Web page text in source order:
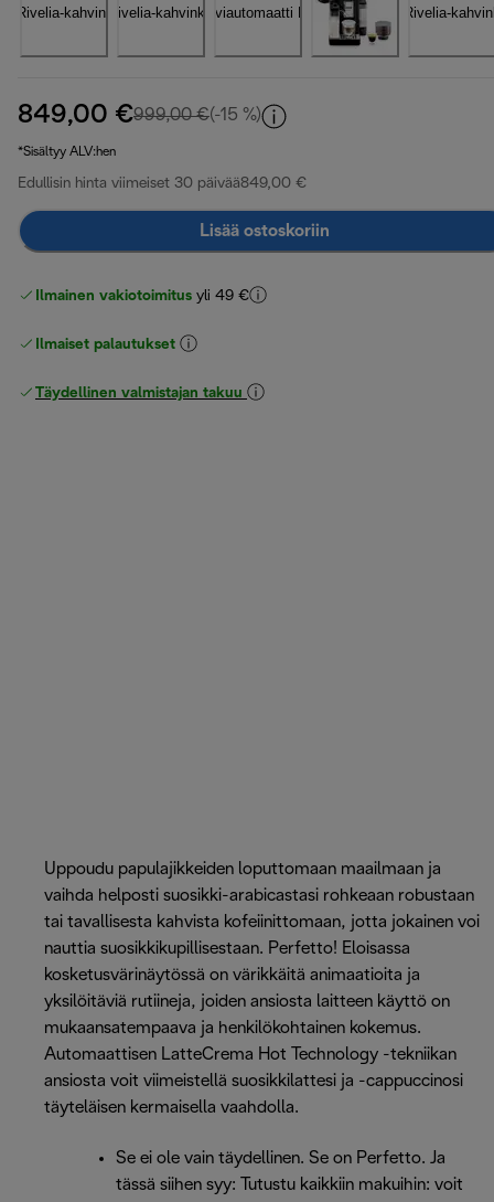
849,00 €999,00 €alkuperäinen hinta 999,00 €
(-15 %)
*Sisältyy ALV:hen
Edullisin hinta viimeiset 30 päivää849,00 €
Lisää ostoskoriin
Ilmainen vakiotoimitus yli 49 €
Ilmaiset palautukset
Täydellinen valmistajan takuu
Uppoudu papulajikkeiden loputtomaan maailmaan ja
vaihda helposti suosikki-arabicastasi rohkeaan robustaan ​​
tai tavallisesta kahvista kofeiinittomaan, jotta jokainen voi
nauttia suosikkikupillisestaan. Perfetto! Eloisassa
kosketusvärinäytössä on värikkäitä animaatioita ja
yksilöitäviä rutiineja, joiden ansiosta laitteen käyttö on
mukaansatempaava ja henkilökohtainen kokemus.
Automaattisen LatteCrema Hot Technology -tekniikan
ansiosta voit viimeistellä suosikkilattesi ja -cappuccinosi
täyteläisen kermaisella vaahdolla.
Se ei ole vain täydellinen. Se on Perfetto. Ja
tässä siihen syy: Tutustu kaikkiin makuihin: voit